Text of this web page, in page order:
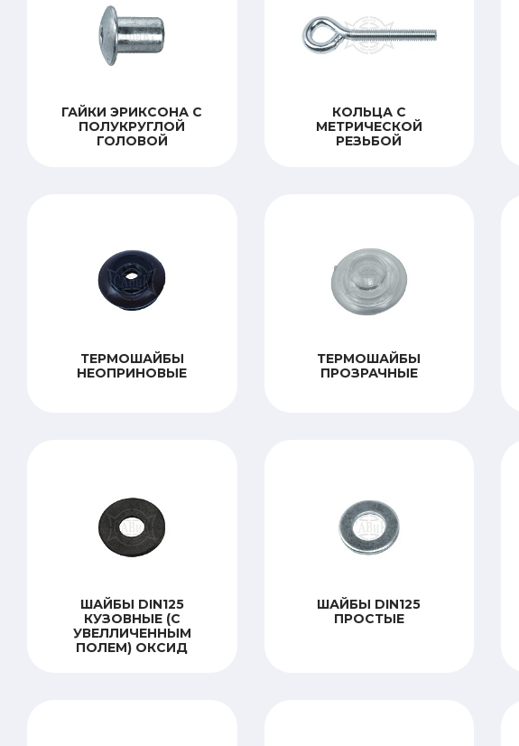
ГАЙКИ ЭРИКСОНА С
ПОЛУКРУГЛОЙ
ГОЛОВОЙ
КОЛЬЦА С
МЕТРИЧЕСКОЙ
РЕЗЬБОЙ
ТЕРМОШАЙБЫ
НЕОПРИНОВЫЕ
ТЕРМОШАЙБЫ
ПРОЗРАЧНЫЕ
ШАЙБЫ DIN125
КУЗОВНЫЕ (С
УВЕЛЛИЧЕННЫМ
ПОЛЕМ) ОКСИД
ШАЙБЫ DIN125
ПРОСТЫЕ